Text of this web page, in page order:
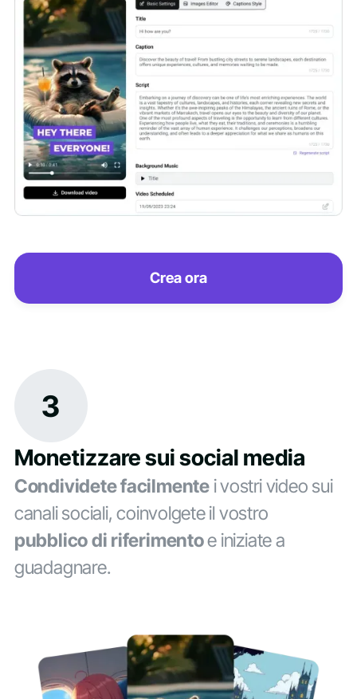
Crea ora
3
Monetizzare sui social media
Condividete facilmentei vostri video sui
canali sociali, coinvolgete il vostro
pubblico di riferimentoe iniziate a
guadagnare.